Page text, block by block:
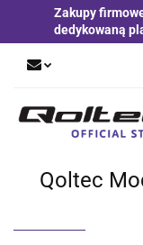
Zakupy
dedykowaną
Qoltec